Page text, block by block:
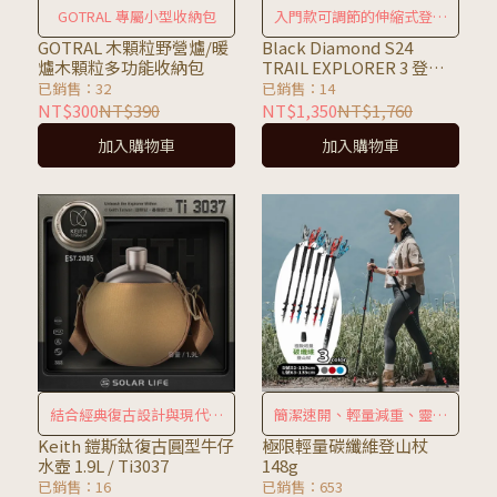
GOTRAL 專屬小型收納包
GOTRAL 木顆粒野營爐/暖
爐木顆粒多功能收納包
已銷售：32
NT$300NT$390
加入購物車
入門款可調節的伸縮式登山
杖
Black Diamond S24
TRAIL EXPLORER 3 登山
杖
已銷售：14
NT$1,350NT$1,760
加入購物車
結合經典復古設計與現代實
用功能
Keith 鎧斯鈦復古圓型牛仔
水壺 1.9L / Ti3037
已銷售：16
簡潔速開、輕量減重、靈活
可伸縮
極限輕量碳纖維登山杖
148g
已銷售：653